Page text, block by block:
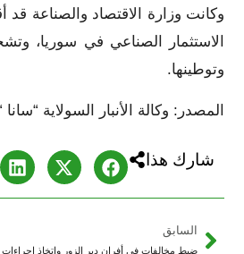
الاستثمار الصناعي في سوريا،
وتوطينها.
المصدر: وكالة الأنبار السولاية “سانا
شارك هذا
السابق
ضبط مخالفات في أفران دير الزور واتخاذ إجراءات